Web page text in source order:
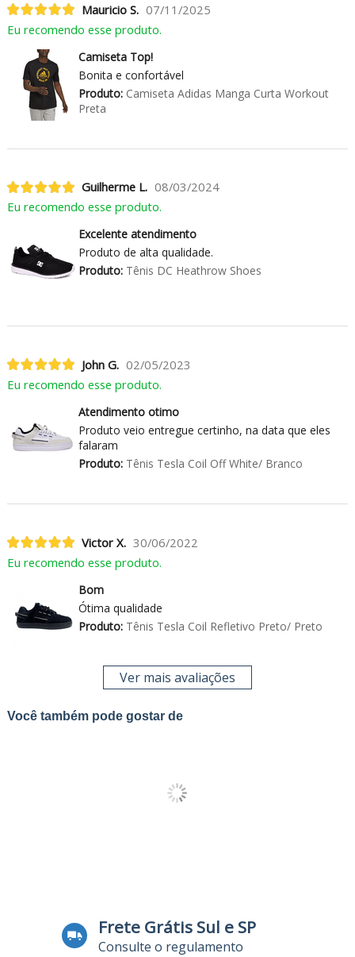
Mauricio S. 07/11/2025
Eu recomendo esse produto.
Camiseta Top!
Bonita e confortável
Produto:Camiseta Adidas Manga Curta Workout
Preta
Guilherme L. 08/03/2024
Eu recomendo esse produto.
Excelente atendimento
Produto de alta qualidade.
Produto:Tênis DC Heathrow Shoes
John G. 02/05/2023
Eu recomendo esse produto.
Atendimento otimo
Produto veio entregue certinho, na data que eles
falaram
Produto:Tênis Tesla Coil Off White/ Branco
Victor X. 30/06/2022
Eu recomendo esse produto.
Bom
Ótima qualidade
Produto:Tênis Tesla Coil Refletivo Preto/ Preto
Ver mais avaliações
Você também pode gostar de
Frete Grátis Sul e SP
Consulte o regulamento